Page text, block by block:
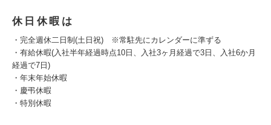
休日休暇は
・完全週休二日制(土日祝) ※常駐先にカレンダーに準ずる
・有給休暇(入社半年経過時点10日、入社3ヶ月経過で3日、入社6か月
経過で7日)
・年末年始休暇
・慶弔休暇
・特別休暇